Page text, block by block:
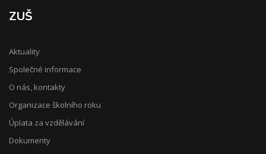
ZUŠ
Aktuality
Společné informace
O nás, kontakty
Organizace školního roku
Úplata za vzdělávání
Dokumenty